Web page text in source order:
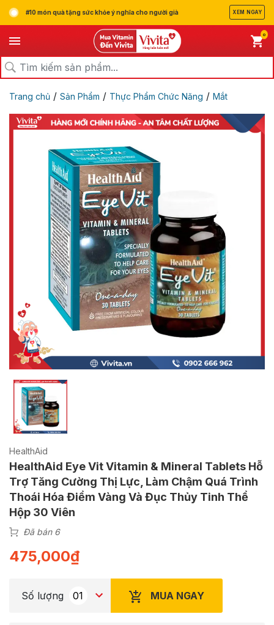
#10 món quà tặng sức khỏe ý nghĩa cho người già XEM NGAY
0
Trang chủ / Sản Phẩm / Thực Phẩm Chức Năng / Mắt
HealthAid
HealthAid Eye Vit Vitamin & Mineral Tablets Hỗ
Trợ Tăng Cường Thị Lực, Làm Chậm Quá Trình
Thoái Hóa Điểm Vàng Và Đục Thủy Tinh Thể
Hộp 30 Viên
Đã bán 6
475,000₫
Số lượng MUA NGAY